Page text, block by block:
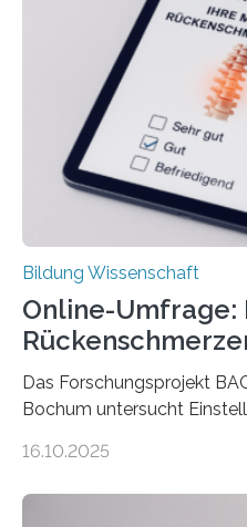
Euro und damit etwa 30
Ergebnis kommt eine
mit der Universität Tilburg.
Jahren erstmals…
Bildung Wissenschaft
Online-Umfrage:
Das Forschungsprojekt
Bochum untersucht
gehören zu den häufigsten
Rückenschmerzen denken
16.10.2025